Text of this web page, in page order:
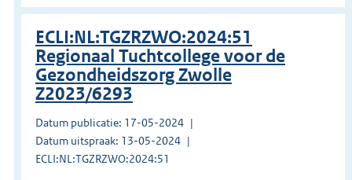
ECLI:NL:TGZRZWO:2024:51
Regionaal Tuchtcollege voor de
Gezondheidszorg Zwolle
Z2023/6293
Datum publicatie: 17-05-2024
Datum uitspraak: 13-05-2024
ECLI:NL:TGZRZWO:2024:51